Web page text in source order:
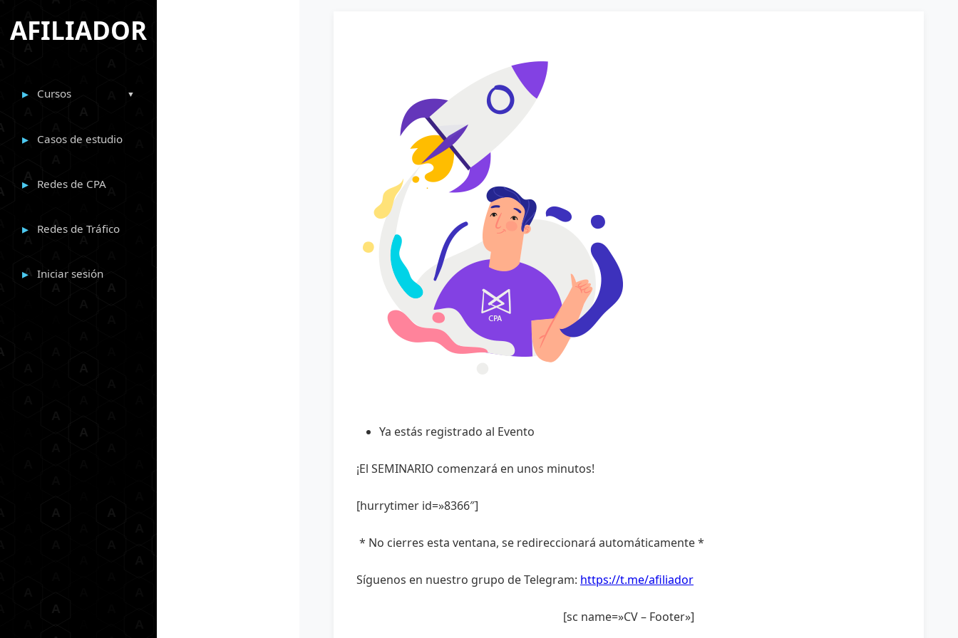
AFILIADOR
Cursos
Casos de estudio
Redes de CPA
Redes de Tráfico
Iniciar sesión
Ya estás registrado al Evento
¡El SEMINARIO comenzará en unos minutos!
[hurrytimer id=»8366″]
* No cierres esta ventana, se redireccionará automáticamente *
Síguenos en nuestro grupo de Telegram: https://t.me/afiliador
[sc name=»CV – Footer»]